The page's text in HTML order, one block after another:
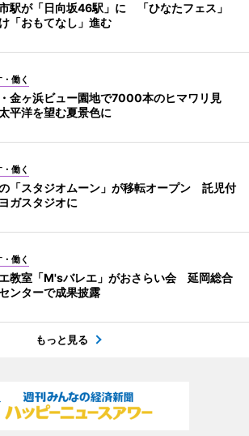
駅が「日向坂46駅」に 「ひなたフェス」
「おもてなし」進む
働く
金ヶ浜ビュー園地で7000本のヒマワリ見
平洋を望む夏景色に
働く
「スタジオムーン」が移転オープン 託児付
ガスタジオに
働く
教室「M'sバレエ」がおさらい会 延岡総合
ンターで成果披露
もっと見る